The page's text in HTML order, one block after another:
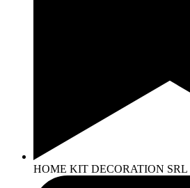
HOME KIT DECORATION SRL